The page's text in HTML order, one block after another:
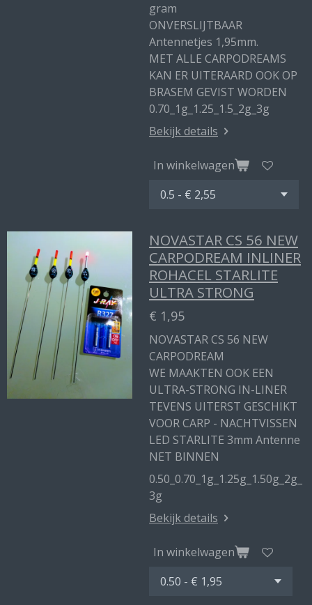
gram
ONVERSLIJTBAAR
Antennetjes 1,95mm.
MET ALLE CARPODREAMS
KAN ER UITERAARD OOK OP
BRASEM GEVIST WORDEN
0.70_1g_1.25_1.5_2g_3g
Bekijk details
In winkelwagen
NOVASTAR CS 56 NEW
CARPODREAM INLINER
ROHACEL STARLITE
ULTRA STRONG
€ 1,95
NOVASTAR CS 56 NEW
CARPODREAM
WE MAAKTEN OOK EEN
ULTRA-STRONG IN-LINER
TEVENS UITERST GESCHIKT
VOOR CARP - NACHTVISSEN
LED STARLITE 3mm Antenne
NET BINNEN
0.50_0.70_1g_1.25g_1.50g_2g_
3g
Bekijk details
In winkelwagen